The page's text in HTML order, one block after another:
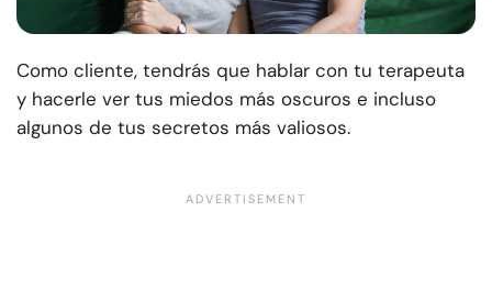
Como cliente, tendrás que hablar con tu terapeuta
y hacerle ver tus miedos más oscuros e incluso
algunos de tus secretos más valiosos.